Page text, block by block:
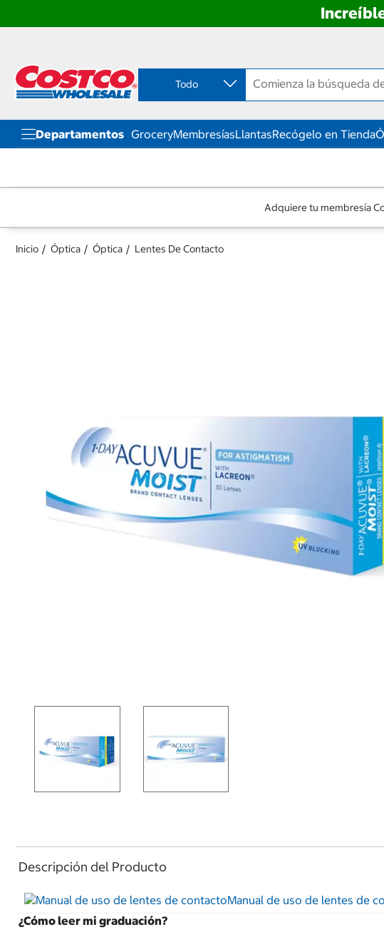
contenido
menú
navegación
Todo
Departamentos GroceryMembresíasLlantasRecógelo en Tienda
Adquiere tu membresía
Inicio Óptica Óptica Lentes De Contacto
Descripción del Producto
Manual de uso de lentes de
¿Cómo leer mi graduación?